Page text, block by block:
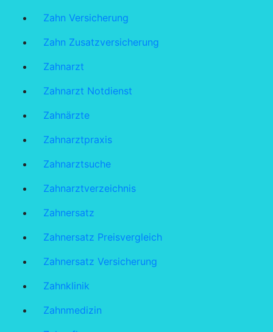
Zahn Versicherung
Zahn Zusatzversicherung
Zahnarzt
Zahnarzt Notdienst
Zahnärzte
Zahnarztpraxis
Zahnarztsuche
Zahnarztverzeichnis
Zahnersatz
Zahnersatz Preisvergleich
Zahnersatz Versicherung
Zahnklinik
Zahnmedizin